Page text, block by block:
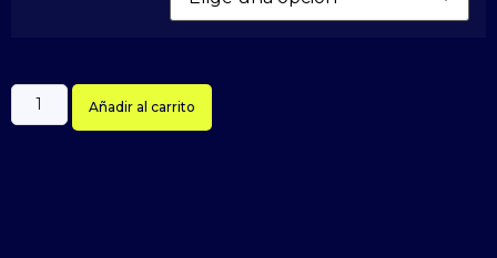
Añadir al carrito